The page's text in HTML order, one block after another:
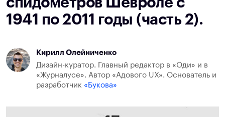
1941 по 2011 годы (часть 2).
Кирилл Олейниченко
Дизайн-куратор. Главный редактор в «Оди» и в
«Журналусе». Автор «Адового UX». Основатель и
разработчик «Букова»